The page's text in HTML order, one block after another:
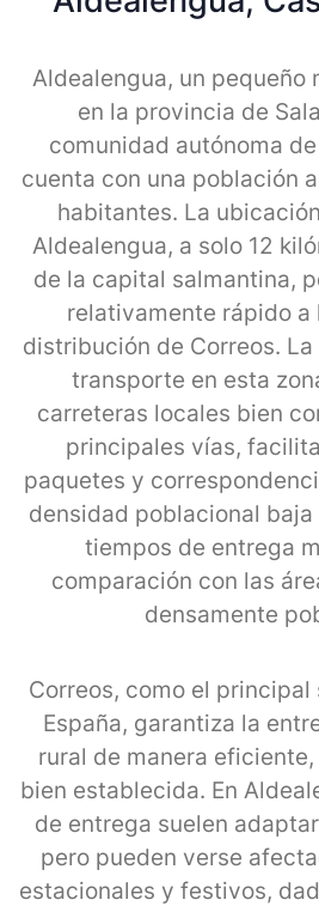
Aldealengua, un pequeño
en la provincia de
comunidad autónoma
cuenta con una población
habitantes. La
Aldealengua, a solo 12
de la capital salmantina,
relativamente rápido a
distribución de Correos.
transporte en esta
carreteras locales bien
principales vías,
paquetes y
densidad poblacional
tiempos de entrega
comparación con las
densamente
Correos, como el
España, garantiza la
rural de manera
bien establecida. En
de entrega suelen
pero pueden verse
estacionales y festivos,